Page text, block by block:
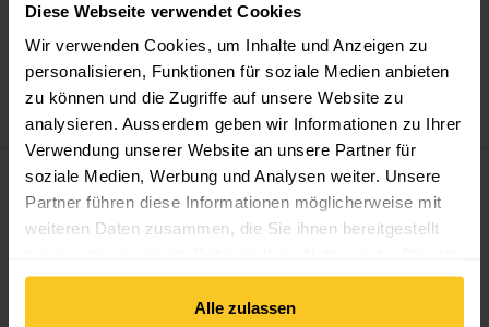
Diese Webseite verwendet Cookies
Wir verwenden Cookies, um Inhalte und Anzeigen zu
personalisieren, Funktionen für soziale Medien anbieten
zu können und die Zugriffe auf unsere Website zu
analysieren. Ausserdem geben wir Informationen zu Ihrer
Verwendung unserer Website an unsere Partner für
soziale Medien, Werbung und Analysen weiter. Unsere
Partner führen diese Informationen möglicherweise mit
weiteren Daten zusammen, die Sie ihnen bereitgestellt
gesammelt haben.
Alle zulassen
Patagonia
Baby Down
Sweater
Icebreaker
W Merino
200 Realfleece
Descender LS Zip H
Tove Snow Jacket ansehen W's Nano Puff Jkt ansehen